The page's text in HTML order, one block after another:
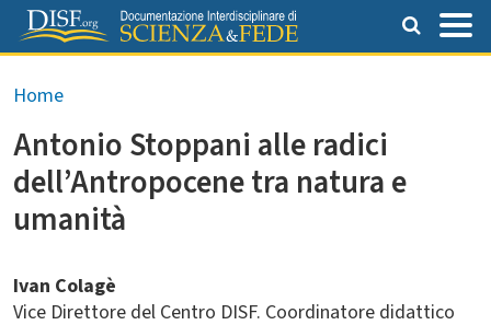
Salta al contenuto principale
Briciole di pane
Home
Antonio Stoppani alle radici
dell’Antropocene tra natura e
umanità
Ivan Colagè
Vice Direttore del Centro DISF. Coordinatore didattico